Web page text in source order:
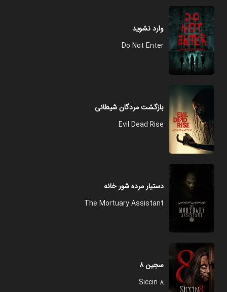
وارد نشوید
Do Not Enter
بازگشت مردگان شیطانی
Evil Dead Rise
دستیار مرده شور خانه
The Mortuary Assistant
سجین ۸
Siccin 8